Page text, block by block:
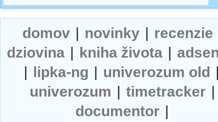
domov | novinky | recenzie
dziovina | kniha života |
| lipka-ng | univerozum old
univerozum | timetracker |
documentor |